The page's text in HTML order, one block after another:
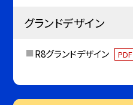
グランドデザイン
R8グランドデザイン PDF